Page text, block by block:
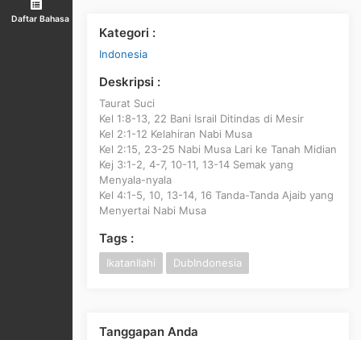
Daftar Bahasa
Kategori :
Indonesia
Deskripsi :
Taurat Suci
Kel 1:8-13, 22 Bani Israil Ditindas di Mesir
Kel 2:1-12 Kelahiran Nabi Musa
Kel 2:15, 23-25 Nabi Musa Lari ke Tanah Midian
Kej 3:1-2, 4-7, 10-11, 13-14 Semak yang
Menyala-nyala
Kel 4:1-5, 10, 13-14, 16 Tanda-Tanda Ajaib yang
Menyertai Nabi Musa
Tags :
IkatanIlahi DubIndonesia
Tanggapan Anda